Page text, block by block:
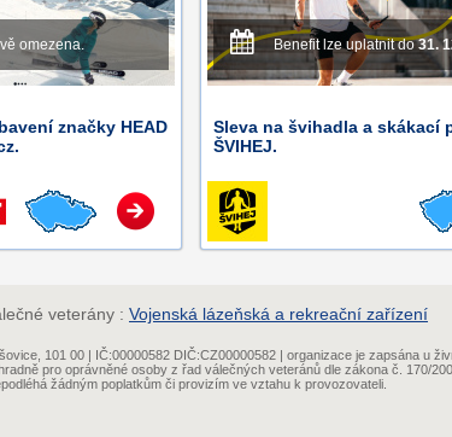
omezena.
značky HEAD
Benefit lze uplatnit do31.
Sleva na švihadla a skákací
ŠVIHEJ.
veterány : Vojenská lázeňská a rekreační zařízení
101 00 | IČ:00000582 DIČ:CZ00000582 | organizace je zapsána u
pro oprávněné osoby z řad válečných veteránů dle zákona č. 170/
žádným poplatkům či provizím ve vztahu k provozovateli.